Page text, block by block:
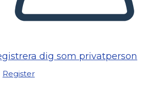
dig som privatperson
Register